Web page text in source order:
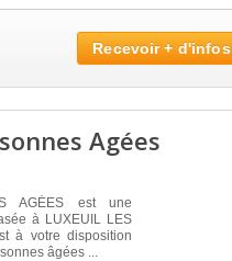
Recevoir + d'infos
Agées
AGÉES est une
à LUXEUIL LES
à votre disposition
âgées ...